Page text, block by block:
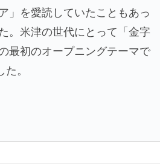
」を愛読していたこともあっ
。米津の世代にとって「金字
最初のオープニングテーマで
。